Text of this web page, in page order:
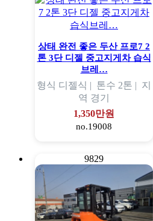
상태 완전 좋은 두산 프로7 2
톤 3단 디젤 중고지게차 습식
브레…
형식 디젤식 | 톤수 2톤 | 지
역 경기
1,350만원
no.19008
9829